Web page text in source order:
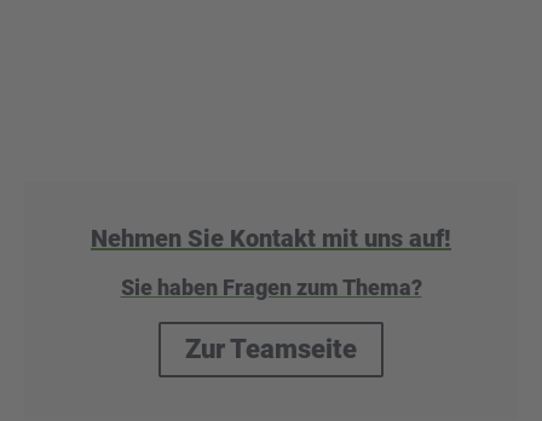
Nehmen Sie Kontakt mit uns auf!
Sie haben Fragen zum Thema?
Zur Teamseite